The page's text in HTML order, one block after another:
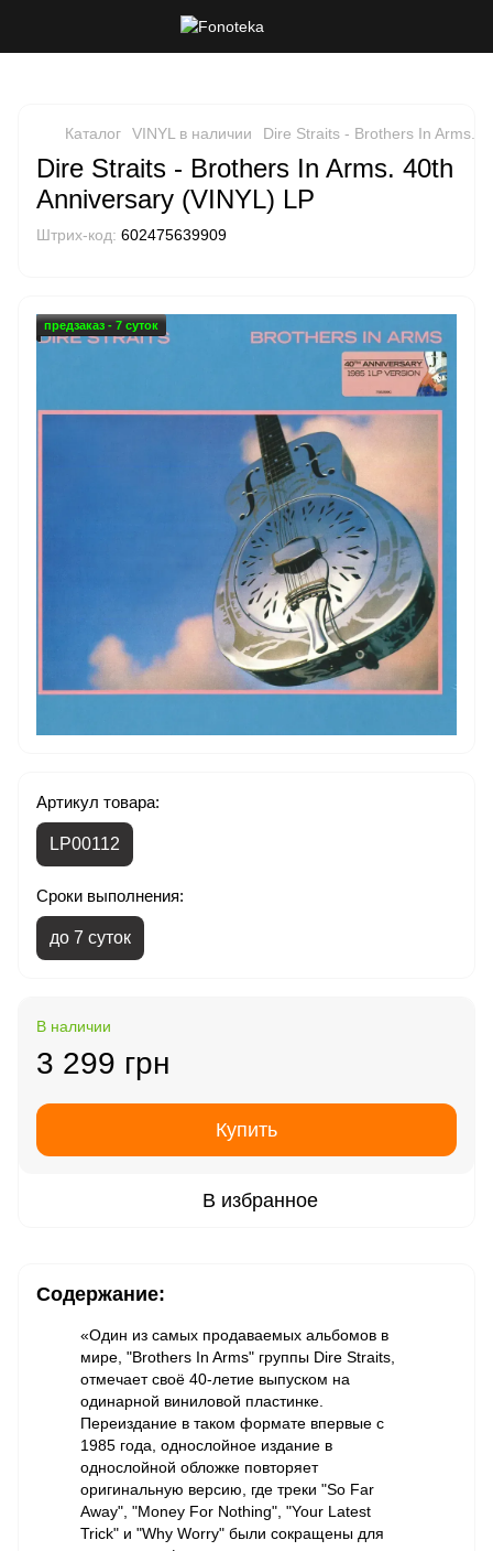
Каталог VINYL в наличии Dire Straits - Brothers In Arms.
Dire Straits - Brothers In Arms. 40th
Anniversary (VINYL) LP
Штрих-код: 602475639909
предзаказ - 7 суток
Артикул товара:
LP00112
Сроки выполнения:
до 7 суток
В наличии
3 299 грн
Купить
В избранное
Содержание:
«Один из самых продаваемых альбомов в
мире, "Brothers In Arms" группы Dire Straits,
отмечает своё 40-летие выпуском на
одинарной виниловой пластинке.
Переиздание в таком формате впервые с
1985 года, однослойное издание в
однослойной обложке повторяет
оригинальную версию, где треки "So Far
Away", "Money For Nothing", "Your Latest
Trick" и "Why Worry" были сокращены для